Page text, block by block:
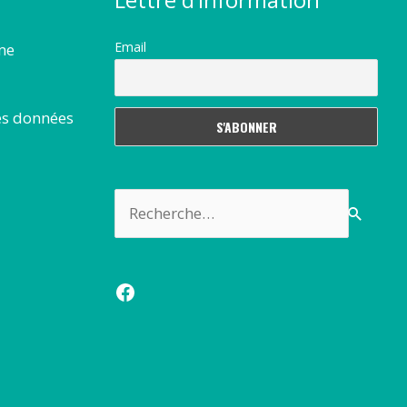
données
Email
Facebook